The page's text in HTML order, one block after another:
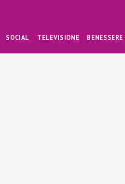
SOCIAL TELEVISIONE BENESSERE